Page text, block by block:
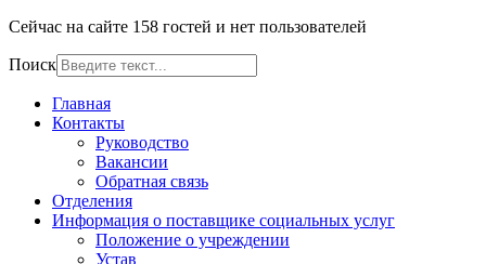
Сейчас на сайте 158 гостей и нет пользователей
Поиск
Главная
Контакты
Руководство
Вакансии
Обратная связь
Отделения
Информация о поставщике социальных услуг
Положение о учреждении
Устав